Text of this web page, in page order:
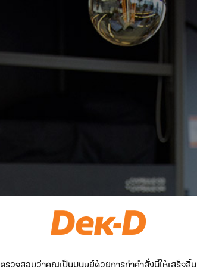
ตรวจสอบว่าคุณเป็นมนุษย์ด้วยการทำคำสั่งนี้ให้เสร็จสิ้น